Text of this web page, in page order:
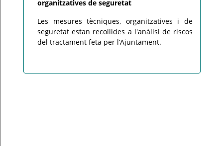
organitzatives de seguretat
Les mesures tècniques, organitzatives i de
seguretat estan recollides a l'anàlisi de riscos
del tractament feta per l’Ajuntament.